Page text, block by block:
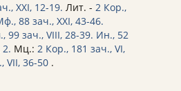
XXI, 12-19. Лит. - 2 Кор.,
88 зач., XXI, 43-46.
99 зач., VIII, 28-39. Ин., 52
2. Мц.: 2 Кор., 181 зач., VI,
VII, 36-50 .